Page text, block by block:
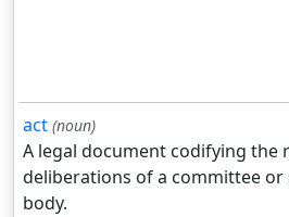
act (noun)
A legal document codifying the
deliberations of a committee or
body.